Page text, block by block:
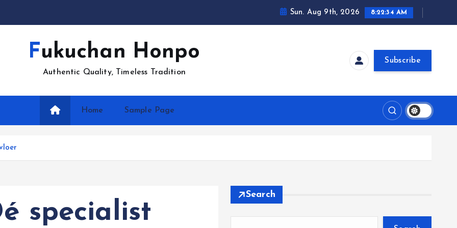
Sun. Aug 9th, 2026 8:22:35 AM
Fukuchan Honpo
Authentic Quality, Timeless Tradition
Subscribe
Home Sample Page
specialist
Search